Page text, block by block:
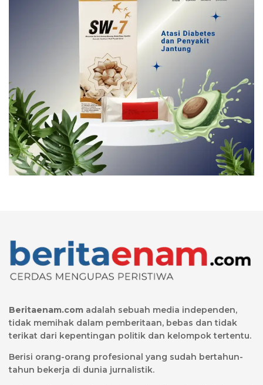
Beritaenam.com adalah sebuah media independen,
tidak memihak dalam pemberitaan, bebas dan tidak
terikat dari kepentingan politik dan kelompok tertentu.
Berisi orang-orang profesional yang sudah bertahun-
tahun bekerja di dunia jurnalistik.